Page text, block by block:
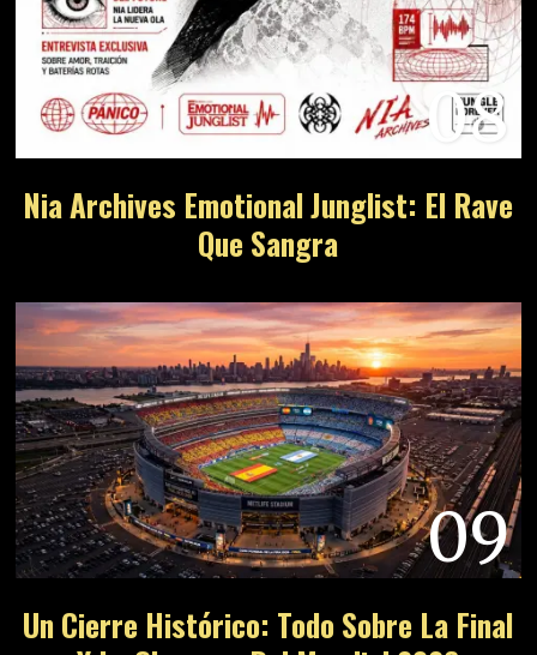
08
Nia Archives Emotional Junglist: El Rave
Que Sangra
09
Un Cierre Histórico: Todo Sobre La Final